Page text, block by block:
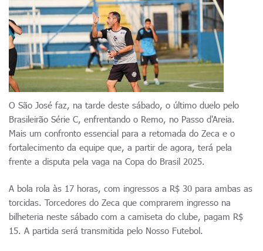
O São José faz, na tarde deste sábado, o último duelo pelo
Brasileirão Série C, enfrentando o Remo, no Passo d'Areia.
Mais um confronto essencial para a retomada do Zeca e o
fortalecimento da equipe que, a partir de agora, terá pela
frente a disputa pela vaga na Copa do Brasil 2025.
A bola rola às 17 horas, com ingressos a R$ 30 para ambas as
torcidas. Torcedores do Zeca que comprarem ingresso na
bilheteria neste sábado com a camiseta do clube, pagam R$
15. A partida será transmitida pelo Nosso Futebol.